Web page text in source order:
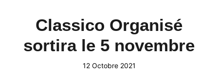
Classico Organisé
sortira le 5 novembre
12 Octobre 2021